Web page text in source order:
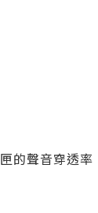
的聲音穿透率